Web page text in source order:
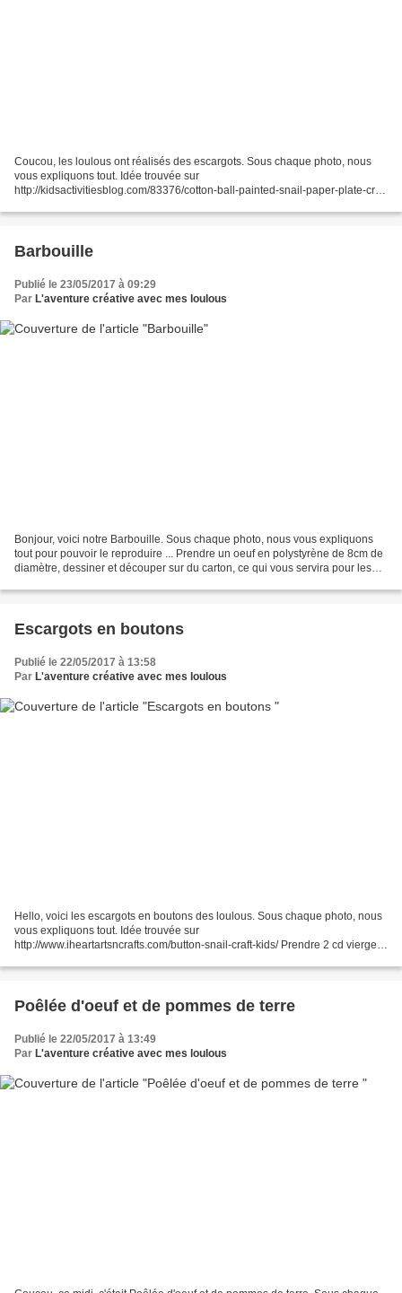
Coucou, les loulous ont réalisés des escargots. Sous chaque photo, nous
vous expliquons tout. Idée trouvée sur
http://kidsactivitiesblog.com/83376/cotton-ball-painted-snail-paper-plate-craft
Barbouille
Publié le 23/05/2017 à 09:29
Par L'aventure créative avec mes loulous
Bonjour, voici notre Barbouille. Sous chaque photo, nous vous expliquons
tout pour pouvoir le reproduire ... Prendre un oeuf en polystyrène de 8cm de
diamètre, dessiner et découper sur du carton, ce qui vous servira pour les
Escargots en boutons
Publié le 22/05/2017 à 13:58
Par L'aventure créative avec mes loulous
Hello, voici les escargots en boutons des loulous. Sous chaque photo, nous
vous expliquons tout. Idée trouvée sur
http://www.iheartartsncrafts.com/button-snail-craft-kids/ Prendre 2 cd vierges
Poêlée d'oeuf et de pommes de terre
Publié le 22/05/2017 à 13:49
Par L'aventure créative avec mes loulous